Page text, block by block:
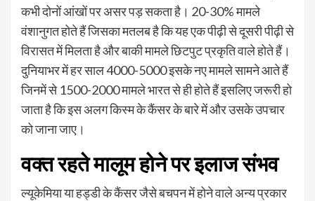
कभी दोनों आंखों पर असर पड़ सकता है। 20-30% मामले
वंशानुगत होते हैं जिसका मतलब है कि यह एक पीढ़ी से दूसरी पीढ़ी से
विरासत में मिलता है और बाकी मामले छिटपुट प्रकृति वाले होते हैं।
दुनियाभर में हर साल 4000-5000 इसके नए मामले सामने आते हैं
जिनमें से 1500-2000 मामले भारत से ही होते हैं इसलिए जरूरी हो
जाता है कि इस अलग किस्म के कैंसर के बारे में और उसके उपचार
को जाना जाए।
वक्त रहते मालूम होने पर इलाज संभव
ल्यूकेमिया या हड्डी के कैंसर जैसे बचपन में होने वाले अन्य प्रकार